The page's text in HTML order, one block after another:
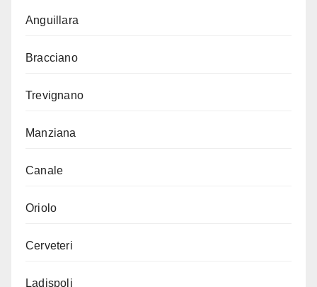
Anguillara
Bracciano
Trevignano
Manziana
Canale
Oriolo
Cerveteri
Ladispoli